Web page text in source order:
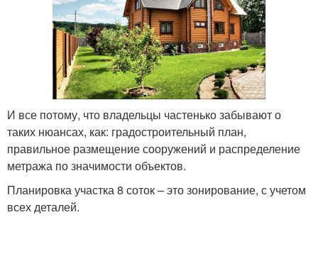
И все потому, что владельцы частенько забывают о
таких нюансах, как: градостроительный план,
правильное размещение сооружений и распределение
метража по значимости объектов.
Планировка участка 8 соток – это зонирование, с учетом
всех деталей.